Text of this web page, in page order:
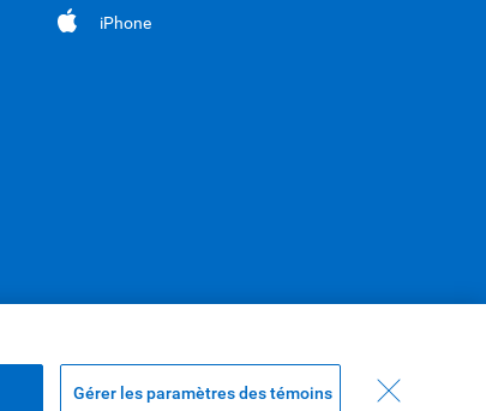
iPhone
Gérer les paramètres des témoins